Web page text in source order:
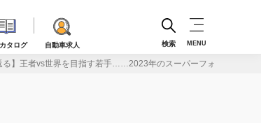
タログ 自動車求人 検索 MENU
る】王者vs世界を目指す若手……2023年のスーパーフォーミュラに